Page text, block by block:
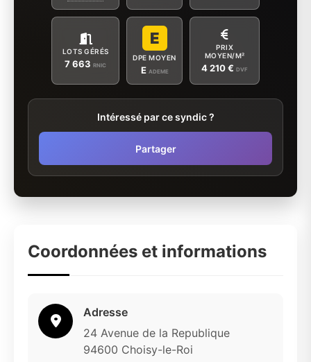
LOTS GÉRÉS
7 663 RNIC
E
DPE MOYEN
E ADEME
PRIX
MOYEN/M²
4 210 € DVF
Intéressé par ce syndic ?
Partager
Coordonnées et informations
Adresse
24 Avenue de la Republique
94600 Choisy-le-Roi